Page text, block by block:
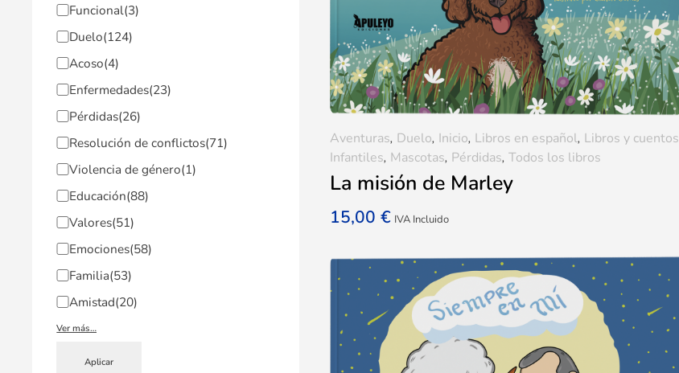
La misión de Marley
15,00€ IVA Incluido
Aventuras, Duelo, Inicio, Libros en español, Libros y cuentos
Infantiles, Mascotas, Pérdidas,Todos los libros
Funcional(3)
Duelo(124)
Acoso(4)
Enfermedades(23)
Pérdidas(26)
Resolución de conflictos(71)
Violencia de género(1)
Educación(88)
Valores(51)
Emociones(58)
Familia(53)
Amistad(20)
Ver más…
Aplicar